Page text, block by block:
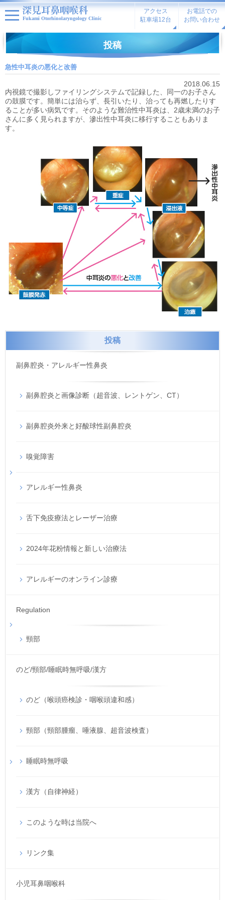
Fukami Otorhinolaryngology Clinic
アクセス
駐車場12台
お電話での
お問い合わせ
投稿
急性中耳炎の悪化と改善
2018.06.15
内視鏡で撮影しファイリングシステムで記録した、同一のお子さん
の鼓膜です。簡単には治らず、長引いたり、治っても再燃したりす
ることが多い病気です。そのような難治性中耳炎は、2歳未満のお子
さんに多く見られますが、滲出性中耳炎に移行することもありま
す。
投稿
副鼻腔炎・アレルギー性鼻炎
副鼻腔炎と画像診断（超音波、レントゲン、CT）
副鼻腔炎外来と好酸球性副鼻腔炎
嗅覚障害
アレルギー性鼻炎
舌下免疫療法とレーザー治療
2024年花粉情報と新しい治療法
アレルギーのオンライン診療
Regulation
頸部
のど/頸部/睡眠時無呼吸/漢方
のど（喉頭癌検診・咽喉頭違和感）
頸部（頸部腫瘤、唾液腺、超音波検査）
睡眠時無呼吸
漢方（自律神経）
このような時は当院へ
リンク集
小児耳鼻咽喉科